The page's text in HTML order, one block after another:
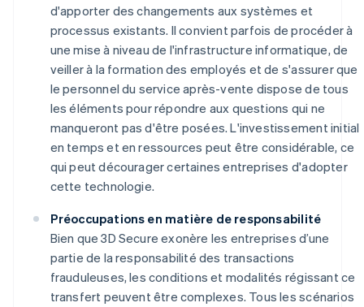
d'apporter des changements aux systèmes et
processus existants. Il convient parfois de procéder à
une mise à niveau de l'infrastructure informatique, de
veiller à la formation des employés et de s'assurer que
le personnel du service après-vente dispose de tous
les éléments pour répondre aux questions qui ne
manqueront pas d'être posées. L'investissement initial
en temps et en ressources peut être considérable, ce
qui peut décourager certaines entreprises d'adopter
cette technologie.
Préoccupations en matière de responsabilité
Bien que 3D Secure exonère les entreprises d’une
partie de la responsabilité des transactions
frauduleuses, les conditions et modalités régissant ce
transfert peuvent être complexes. Tous les scénarios